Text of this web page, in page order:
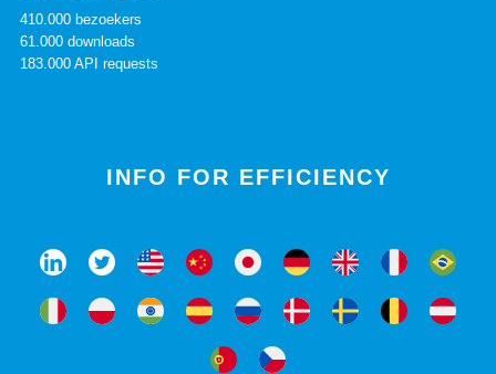
410.000 bezoekers
61.000 downloads
183.000 API requests
INFO FOR EFFICIENCY